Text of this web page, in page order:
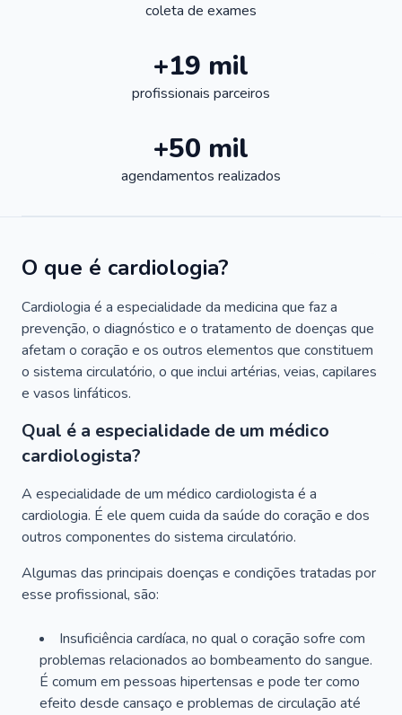
coleta de exames
+19 mil
profissionais parceiros
+50 mil
agendamentos realizados
O que é cardiologia?
Cardiologia é a especialidade da medicina que faz a
prevenção, o diagnóstico e o tratamento de doenças que
afetam o coração e os outros elementos que constituem
o sistema circulatório, o que inclui artérias, veias, capilares
e vasos linfáticos.
Qual é a especialidade de um médico
cardiologista?
A especialidade de um médico cardiologista é a
cardiologia. É ele quem cuida da saúde do coração e dos
outros componentes do sistema circulatório.
Algumas das principais doenças e condições tratadas por
esse profissional, são:
Insuficiência cardíaca, no qual o coração sofre com
problemas relacionados ao bombeamento do sangue.
É comum em pessoas hipertensas e pode ter como
efeito desde cansaço e problemas de circulação até